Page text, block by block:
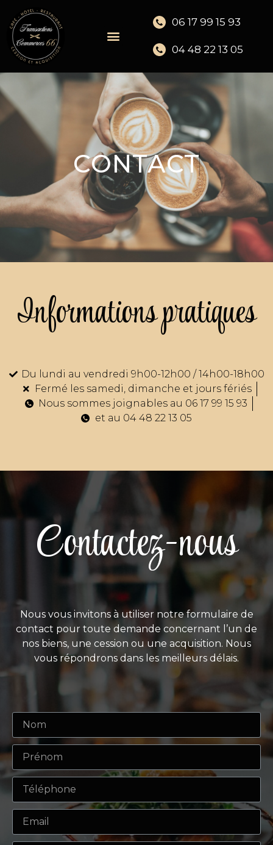
06 17 99 15 93
04 48 22 13 05
CONTACT
Informations pratiques
Du lundi au vendredi 9h00-12h00 / 14h00-18h00
Fermé les samedi, dimanche et jours fériés
Nous sommes joignables au 06 17 99 15 93
et au 04 48 22 13 05
Contactez-nous
Nous vous invitons à utiliser notre formulaire de
contact pour toute demande concernant l’un de
nos biens, une cession ou une acquisition. Nous
vous répondrons dans les meilleurs délais.